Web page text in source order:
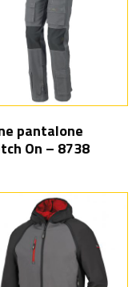
pantalone
On – 8738